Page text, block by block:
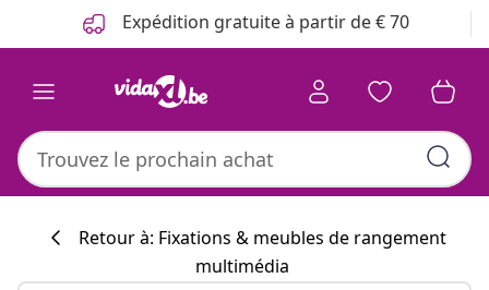
Expédition gratuite à partir de € 70
Retour à: Fixations & meubles de rangement
multimédia